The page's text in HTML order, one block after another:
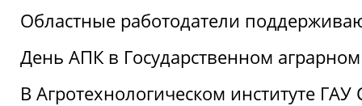
Областные работодатели
День АПК в Государственном
В Агротехнологическом институте